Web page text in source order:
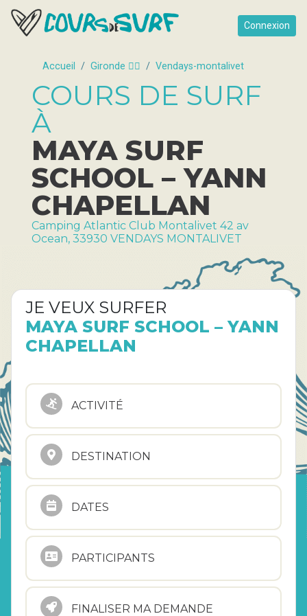
Connexion
Accueil Gironde 🏄🏿 Vendays-montalivet
COURS DE SURF
À
MAYA SURF
SCHOOL – YANN
CHAPELLAN
Camping Atlantic Club Montalivet 42 av
Ocean, 33930 VENDAYS MONTALIVET
JE VEUX SURFER
MAYA SURF SCHOOL – YANN
CHAPELLAN
ACTIVITÉ
DESTINATION
DATES
PARTICIPANTS
FINALISER MA DEMANDE